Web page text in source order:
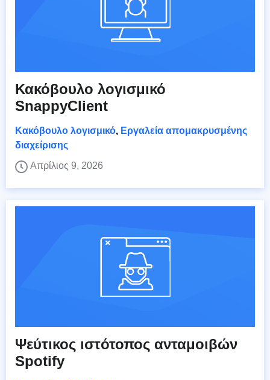
Κακόβουλο λογισμικό
SnappyClient
Κακόβουλο λογισμικό, Εργαλεία απομακρυσμένης
διαχείρισης
Απρίλιος 9, 2026
Ψεύτικος ιστότοπος ανταμοιβών
Spotify